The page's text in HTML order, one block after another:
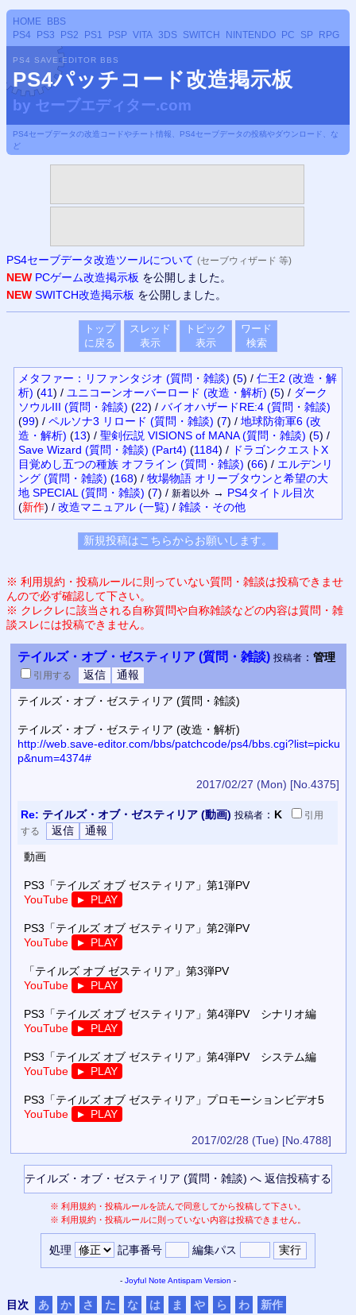
HOME
BBS
PS4
PS3 PS2 PS1 PSP VITA 3DS SWITCH NINTENDO PC SP RPG
PS4 SAVE EDITOR BBS
PS4パッチコード改造掲示板
by セーブエディター.com
PS4セーブデータの改造コードやチート情報、PS4セーブデータの投稿やダウンロード、な
ど
PS4セーブデータ改造ツールについて (セーブウィザード 等)
NEW PCゲーム改造掲示板 を公開しました。
NEW SWITCH改造掲示板 を公開しました。
トップ
に戻る
スレッド
表示
トピック
表示
ワード
検索
メタファー：リファンタジオ (質問・雑談) (5) / 仁王2 (改造・解
析) (41) / ユニコーンオーバーロード (改造・解析) (5) / ダーク
ソウルIII (質問・雑談) (22) / バイオハザードRE:4 (質問・雑談)
(99) / ペルソナ3 リロード (質問・雑談) (7) / 地球防衛軍6 (改
造・解析) (13) / 聖剣伝説 VISIONS of MANA (質問・雑談) (5) /
Save Wizard (質問・雑談) (Part4) (1184) / ドラゴンクエストX
目覚めし五つの種族 オフライン (質問・雑談) (66) / エルデンリ
ング (質問・雑談) (168) / 牧場物語 オリーブタウンと希望の大
地 SPECIAL (質問・雑談) (7) / 新着以外 → PS4タイトル目次
(新作) / 改造マニュアル (一覧) / 雑談・その他
※ 利用規約・投稿ルールに則っていない質問・雑談は投稿できませ
んので必ず確認して下さい。
※ クレクレに該当される自称質問や自称雑談などの内容は質問・雑
談スレには投稿できません。
テイルズ・オブ・ゼスティリア (質問・雑談) 投稿者： 管理
引用する
テイルズ・オブ・ゼスティリア (質問・雑談)
テイルズ・オブ・ゼスティリア (改造・解析)
http://web.save-editor.com/bbs/patchcode/ps4/bbs.cgi?list=picku
p&num=4374#
2017/02/27 (Mon) [No.4375]
Re: テイルズ・オブ・ゼスティリア (動画) 投稿者： K
引用
する
動画
PS3「テイルズ オブ ゼスティリア」第1弾PV
YouTube
▼ PLAY
PS3「テイルズ オブ ゼスティリア」第2弾PV
YouTube
▼ PLAY
「テイルズ オブ ゼスティリア」第3弾PV
YouTube
▼ PLAY
PS3「テイルズ オブ ゼスティリア」第4弾PV シナリオ編
YouTube
▼ PLAY
PS3「テイルズ オブ ゼスティリア」第4弾PV システム編
YouTube
▼ PLAY
PS3「テイルズ オブ ゼスティリア」プロモーションビデオ5
YouTube
▼ PLAY
2017/02/28 (Tue) [No.4788]
※ 利用規約・投稿ルールを読んで同意してから投稿して下さい。
※ 利用規約・投稿ルールに則っていない内容は投稿できません。
処理 記事番号 編集パス
- Joyful Note Antispam Version -
目次 あ か さ た な は ま や ら わ
新作